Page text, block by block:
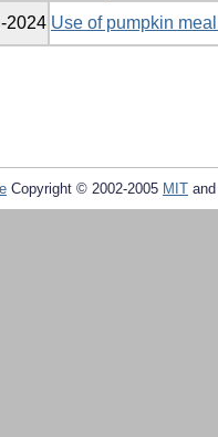
2024 Use of pumpkin
Copyright © 2002-2005 MIT